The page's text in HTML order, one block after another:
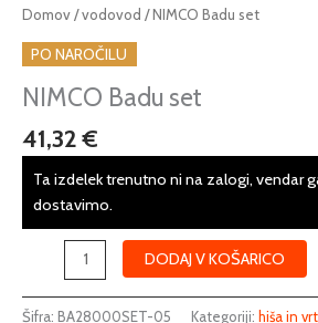
Domov/vodovod / NIMCO Badu set
PO NAROČILU
NIMCO Badu set
41,32€
Ta izdelek trenutno ni na zalogi, vendar
dostavimo.
NIMCO
Badu
set
količina
DODAJ V KOŠARICO
Šifra: BA28000SET-05 Kategoriji: hiša in vrt